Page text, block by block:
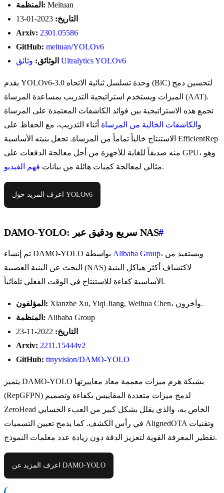
المنظمة: Meituan
التاريخ:
Arxiv: 2301.05586
GitHub: meituan/YOLOv6
الوثائق: وثائق Ultralytics YOLOv6
يقدم YOLOv6-3.0 وحدة تسلسل ثنائية الاتجاه (BiC) لتحسين دمج
الميزات ويستخدم استراتيجية التدريب بمساعدة المرساة (AAT).
تجمع هذه الاستراتيجية بين فوائد الكاشفات المعتمدة على المرساة
و الكاشفات الخالية من المرساة أثناء التدريب، مع الحفاظ على
الاستنتاج خالياً تماماً من المرساة. تجعل بنيته الأساسية EfficientRep
منه صديقاً للغاية للأجهزة من أجل معالجة الدفعات على GPU، وهو
مثالي لمعالجة كميات هائلة من بيانات فهم الفيديو .
اعرف المزيد حول YOLOv6
DAMO-YOLO: سريع ودقيق عبر NAS#
Alibaba Group، ويستفيد من
البحث عن البنية العصبية (NAS) لاكتشاف أكثر هياكل البنية
الأساسية كفاءة للاستنتاج في الوقت الفعلي تلقائياً.
المؤلفون:
Xianzhe Xu, Yiqi Jiang, Weihua Chen، وآخرون.
المنظمة: Alibaba Group
التاريخ:
Arxiv: 2211.15444v2
GitHub: tinyvision/DAMO-YOLO
يتميز DAMO-YOLO بشبكة هرم ميزات معممة معاد معاييرتها
(RepGFPN) لدمج ميزات متعددة المقاييس بكفاءة وتصميم
ZeroHead الخاص به، والذي يقلل بشكل كبير من العبء الحسابي
في رأس الكشف. كما يدمج تعيين التسميات AlignedOTA وتقنيات
تقطير المعرفة القوية لتعزيز الدقة دون زيادة عدد معلمات النموذج.
اعرف المزيد عن DAMO-YOLO